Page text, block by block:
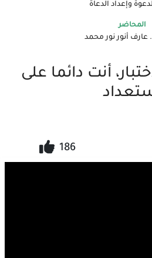
وإعداد الدعاة
المحاضر
عارف أنور نور محمد
أنت دائما على
186